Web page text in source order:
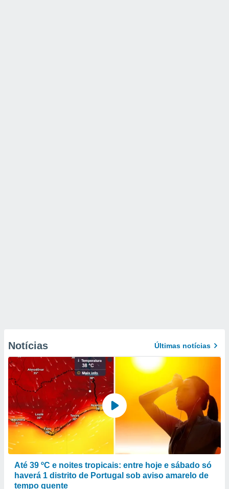
Notícias Últimas notícias
Até 39 ºC e noites tropicais: entre hoje e sábado só
haverá 1 distrito de Portugal sob aviso amarelo de
tempo quente